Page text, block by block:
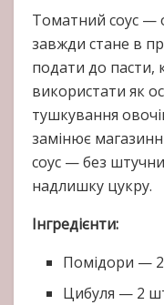
Томатний соус —
завжди стане в
подати до пасти,
використати як
тушкування
замінює
соус — без
надлишку цукру.
Інгредієнти:
Помідори — 2
Цибуля — 2